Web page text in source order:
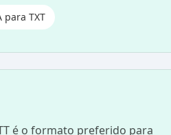
para TXT
é o formato preferido para